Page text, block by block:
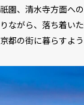
祇園、清水寺方面へ
りながら、落ち着い
京都の街に暮らすよ